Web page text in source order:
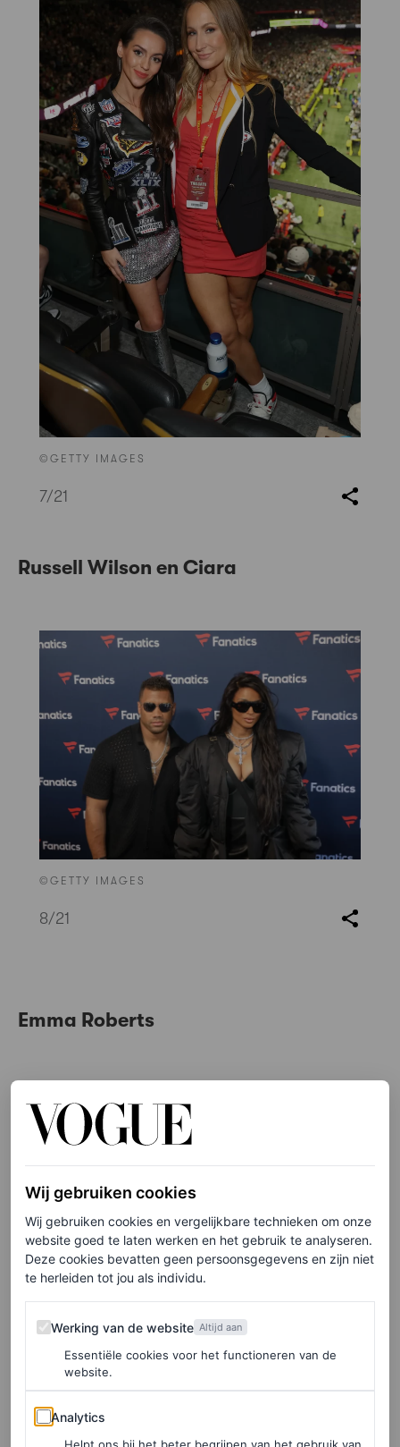
©GETTY IMAGES
7/21
Russell Wilson en Ciara
©GETTY IMAGES
8/21
Emma Roberts
Wij gebruiken cookies
Wij gebruiken cookies en vergelijkbare technieken om onze
website goed te laten werken en het gebruik te analyseren.
Deze cookies bevatten geen persoonsgegevens en zijn niet
te herleiden tot jou als individu.
Werking van de website
Werking van de website Altijd aan
Essentiële cookies voor het functioneren van de
website.
Analytics
Analytics